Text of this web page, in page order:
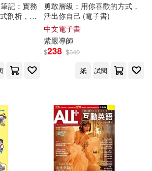
業資格考試考前沖刺叢
書編寫組(1)
資格考試命題研究中
資格考試研究中心(1)
員會編寫(1)
考試命題研究中心(1)
級考試研究中心（編
記：實務
剖析，懂
(電子
勇敢層級：用你喜歡的方式，
活出你自己 (電子書)
中文電子書
紫嚴導師
$238 $340
紙
試閱